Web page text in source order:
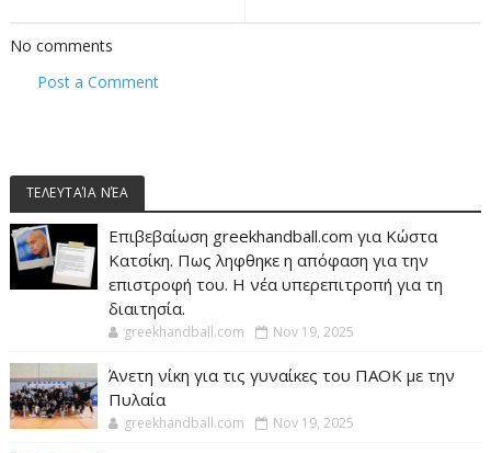
No comments
Post a Comment
ΤΕΛΕΥΤΑΊΑ ΝΈΑ
Επιβεβαίωση greekhandball.com για Κώστα
Κατσίκη. Πως ληφθηκε η απόφαση για την
επιστροφή του. Η νέα υπερεπιτροπή για τη
διαιτησία.
greekhandball.com Nov 19, 2025
Άνετη νίκη για τις γυναίκες του ΠΑΟΚ με την
Πυλαία
greekhandball.com Nov 19, 2025